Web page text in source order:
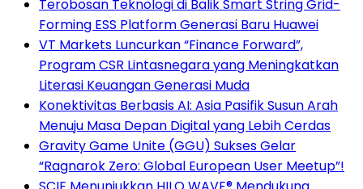
Terobosan Teknologi di Balik Smart String Grid-
Forming ESS Platform Generasi Baru Huawei
VT Markets Luncurkan “Finance Forward”,
Program CSR Lintasnegara yang Meningkatkan
Literasi Keuangan Generasi Muda
Konektivitas Berbasis AI: Asia Pasifik Susun Arah
Menuju Masa Depan Digital yang Lebih Cerdas
Gravity Game Unite (GGU) Sukses Gelar
“Ragnarok Zero: Global European User Meetup”!